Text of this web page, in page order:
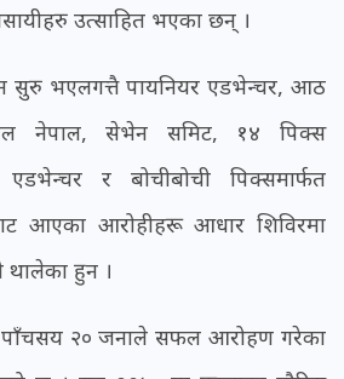
उत्साहित भएका छन् ।
सुरु भएलगत्तै पायनियर एडभेन्चर, आठ
नेपाल, सेभेन समिट, १४ पिक्स
र बोचीबोची पिक्समार्फत
आएका आरोहीहरू आधार शिविरमा
थालेका हुन ।
पाँचसय २० जनाले सफल आरोहण गरेका